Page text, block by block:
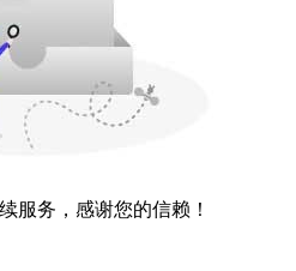
服务，感谢您的信赖！